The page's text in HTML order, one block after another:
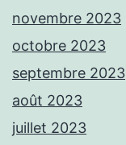
novembre 2023
octobre 2023
septembre 2023
août 2023
juillet 2023